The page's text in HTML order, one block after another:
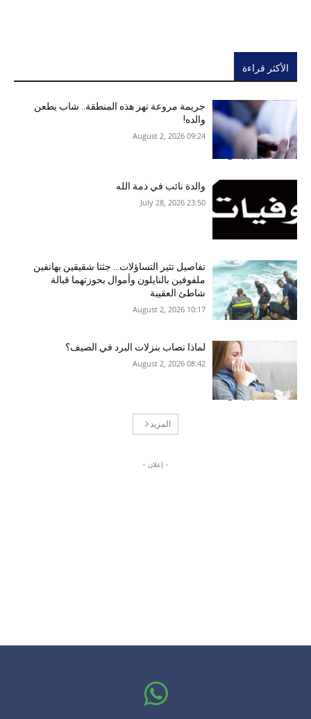
الأكثر قراءة
جريمة مروعة تهز هذه المنطقة.. شاب يطعن
والده!
09:24 2026 ,August 2
والدة نائب في ذمة الله
23:50 2026 ,July 28
تفاصيل تثير التساؤلات… جثتا شقيقين بهاتفين
ملفوفين بالنايلون وأموال بحوزتهما قبالة
شاطئ العقيبة
10:17 2026 ,August 2
لماذا نصاب بنزلات البرد في الصيف؟
08:42 2026 ,August 2
المزيد
- إعلان -